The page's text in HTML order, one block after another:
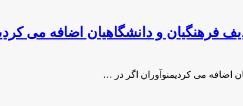
فرهنگیان و دانشگاهیان اضافه می
اضافه می کردیمنوآوران اگر در …